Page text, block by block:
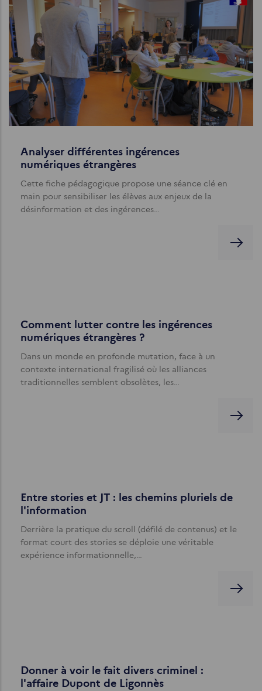
Analyser différentes ingérences
numériques étrangères
Cette fiche pédagogique propose une séance clé en
main pour sensibiliser les élèves aux enjeux de la
désinformation et des ingérences…
Comment lutter contre les ingérences
numériques étrangères ?
Dans un monde en profonde mutation, face à un
contexte international fragilisé où les alliances
traditionnelles semblent obsolètes, les…
Entre stories et JT : les chemins pluriels de
l'information
Derrière la pratique du scroll (défilé de contenus) et le
format court des stories se déploie une véritable
expérience informationnelle,…
Donner à voir le fait divers criminel :
l'affaire Dupont de Ligonnès